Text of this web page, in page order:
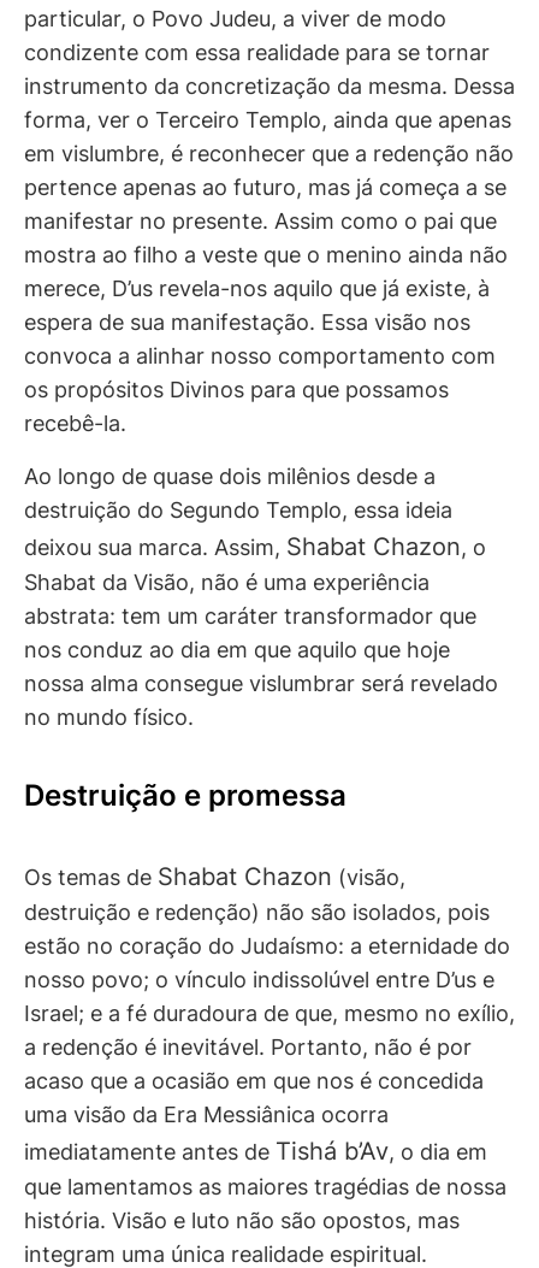
particular, o Povo Judeu, a viver de modo
condizente com essa realidade para se tornar
instrumento da concretização da mesma. Dessa
forma, ver o Terceiro Templo, ainda que apenas
em vislumbre, é reconhecer que a redenção não
pertence apenas ao futuro, mas já começa a se
manifestar no presente. Assim como o pai que
mostra ao filho a veste que o menino ainda não
merece, D’us revela-nos aquilo que já existe, à
espera de sua manifestação. Essa visão nos
convoca a alinhar nosso comportamento com
os propósitos Divinos para que possamos
recebê-la.
Ao longo de quase dois milênios desde a
destruição do Segundo Templo, essa ideia
deixou sua marca. Assim, Shabat Chazon, o
Shabat da Visão, não é uma experiência
abstrata: tem um caráter transformador que
nos conduz ao dia em que aquilo que hoje
nossa alma consegue vislumbrar será revelado
no mundo físico.
Destruição e promessa
Os temas de Shabat Chazon (visão,
destruição e redenção) não são isolados, pois
estão no coração do Judaísmo: a eternidade do
nosso povo; o vínculo indissolúvel entre D’us e
Israel; e a fé duradoura de que, mesmo no exílio,
a redenção é inevitável. Portanto, não é por
acaso que a ocasião em que nos é concedida
uma visão da Era Messiânica ocorra
imediatamente antes de Tishá b’Av, o dia em
que lamentamos as maiores tragédias de nossa
história. Visão e luto não são opostos, mas
integram uma única realidade espiritual.